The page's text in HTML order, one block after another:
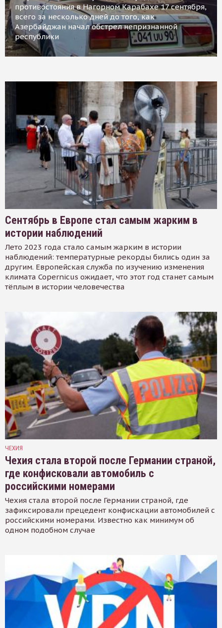
противостояния в Нагорном Карабахе 17 сентября,
всего за несколько дней до того, как
Азербайджан начал обстрел непризнанной
республики
Сентябрь в Европе стал самым жарким в
истории наблюдений
Лето 2023 года стало самым жарким в истории
наблюдений: температурные рекорды бились один за
другим. Европейская служба по изучению изменения
климата Copernicus ожидает, что этот год станет самым
тёплым в истории человечества
ЧЕХИЯ
Чехия стала второй после Германии страной,
где конфисковали автомобиль с
российскими номерами
Чехия стала второй после Германии страной, где
зафиксировали прецедент конфискации автомобилей с
российскими номерами. Известно как минимум об
одном подобном случае